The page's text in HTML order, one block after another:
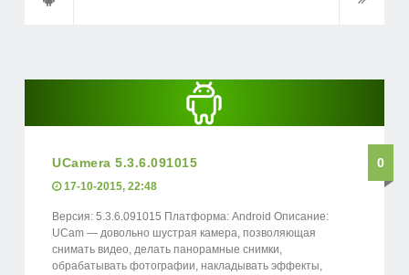
UCamera 5.3.6.091015 0
17-10-2015, 22:48
Версия: 5.3.6.091015 Платформа: Android Описание:
UCam — довольно шустрая камера, позволяющая
снимать видео, делать панорамные снимки,
обрабатывать фотографии, накладывать эффекты,